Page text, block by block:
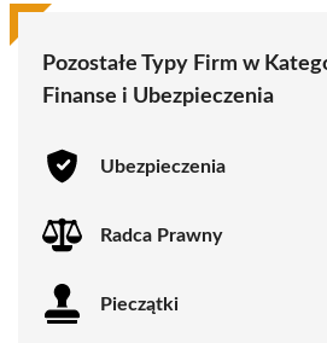
Pozostałe Typy Firm w
Finanse i Ubezpieczenia
Ubezpieczenia
Radca Prawny
Pieczątki